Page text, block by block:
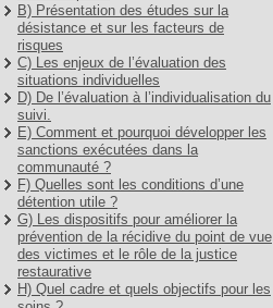
B) Présentation des études sur la
désistance et sur les facteurs de
risques
C) Les enjeux de l’évaluation des
situations individuelles
D) De l’évaluation à l’individualisation du
suivi.
E) Comment et pourquoi développer les
sanctions exécutées dans la
communauté ?
F) Quelles sont les conditions d’une
détention utile ?
G) Les dispositifs pour améliorer la
prévention de la récidive du point de vue
des victimes et le rôle de la justice
restaurative
H) Quel cadre et quels objectifs pour les